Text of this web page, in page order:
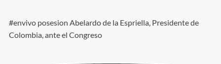
#envivo posesion Abelardo de la Espriella, Presidente de
Colombia, ante el Congreso